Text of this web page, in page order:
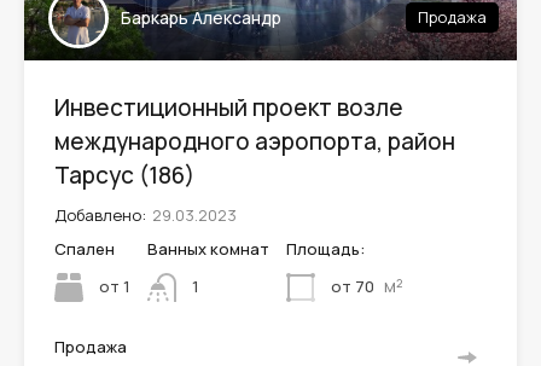
Баркарь Александр Продажа
Инвестиционный проект возле
международного аэропорта, район
Тарсус (186)
Добавлено: 29.03.2023
Спален
от 1
Ванных комнат
1
Площадь:
от 70 м²
Продажа